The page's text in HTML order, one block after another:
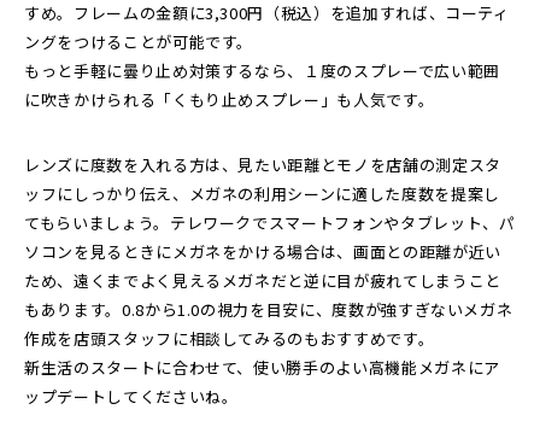
すめ。フレームの金額に3,300円（税込）を追加すれば、コーティ
ングをつけることが可能です。
もっと手軽に曇り止め対策するなら、１度のスプレーで広い範囲
に吹きかけられる「くもり止めスプレー」も人気です。
レンズに度数を入れる方は、見たい距離とモノを店舗の測定スタ
ッフにしっかり伝え、メガネの利用シーンに適した度数を提案し
てもらいましょう。テレワークでスマートフォンやタブレット、パ
ソコンを見るときにメガネをかける場合は、画面との距離が近い
ため、遠くまでよく見えるメガネだと逆に目が疲れてしまうこと
もあります。0.8から1.0の視力を目安に、度数が強すぎないメガネ
作成を店頭スタッフに相談してみるのもおすすめです。
新生活のスタートに合わせて、使い勝手のよい高機能メガネにア
ップデートしてくださいね。